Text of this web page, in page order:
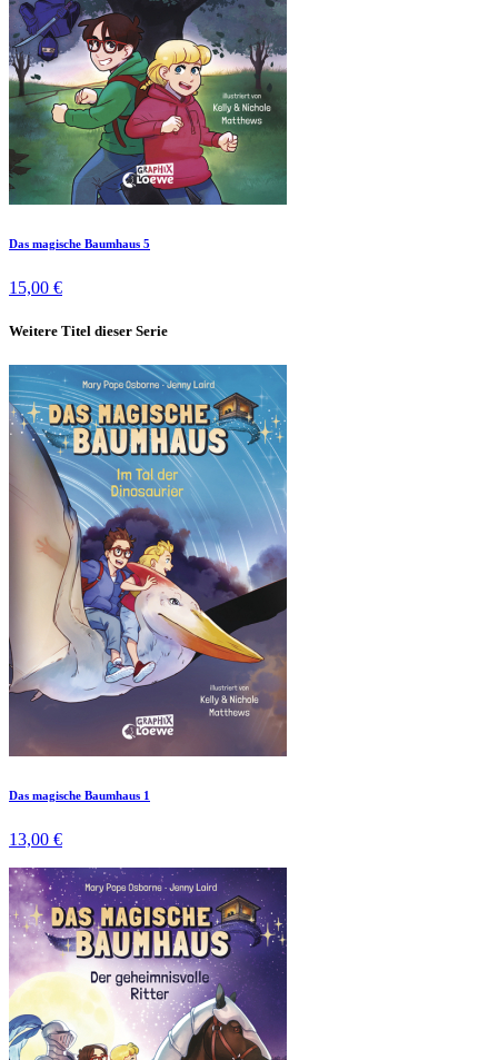
Das magische Baumhaus 5
15,00 €
Weitere Titel dieser Serie
Das magische Baumhaus 1
13,00 €